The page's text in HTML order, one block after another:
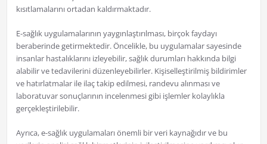
kısıtlamalarını ortadan kaldırmaktadır.
E-sağlık uygulamalarının yaygınlaştırılması, birçok faydayı
beraberinde getirmektedir. Öncelikle, bu uygulamalar sayesinde
insanlar hastalıklarını izleyebilir, sağlık durumları hakkında bilgi
alabilir ve tedavilerini düzenleyebilirler. Kişiselleştirilmiş bildirimler
ve hatırlatmalar ile ilaç takip edilmesi, randevu alınması ve
laboratuvar sonuçlarının incelenmesi gibi işlemler kolaylıkla
gerçekleştirilebilir.
Ayrıca, e-sağlık uygulamaları önemli bir veri kaynağıdır ve bu